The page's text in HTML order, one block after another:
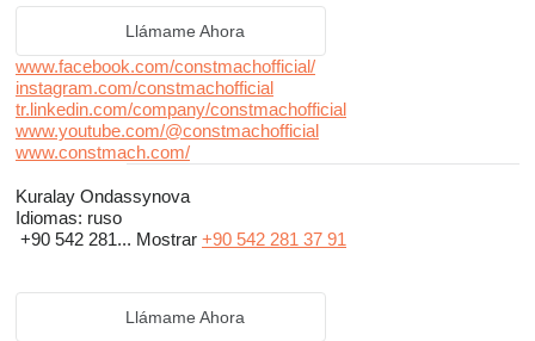
Llámame Ahora
www.facebook.com/constmachofficial/
instagram.com/constmachofficial
tr.linkedin.com/company/constmachofficial
www.youtube.com/@constmachofficial
www.constmach.com/
Kuralay Ondassynova
Idiomas: ruso
+90 542 281... Mostrar +90 542 281 37 91
Llámame Ahora